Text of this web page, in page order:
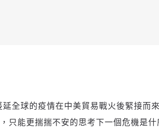
全球的疫情在中美貿易戰火後緊接而
只能更揣揣不安的思考下一個危機是什